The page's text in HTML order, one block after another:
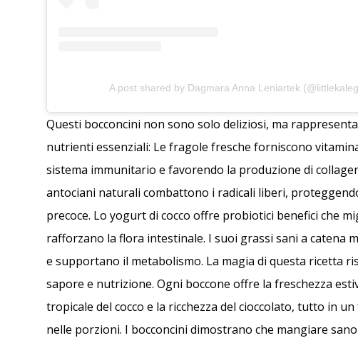
A post shared by Dagmara Anna Leniartek
Questi bocconcini non sono solo deliziosi, ma
nutrienti essenziali: Le fragole fresche forniscono
sistema immunitario e favorendo la produzione di
antociani naturali combattono i radicali liberi,
precoce. Lo yogurt di cocco offre probiotici benefici che
rafforzano la flora intestinale. I suoi grassi sani a catena
e supportano il metabolismo. La magia di questa ricetta
sapore e nutrizione. Ogni boccone offre la freschezza
tropicale del cocco e la ricchezza del cioccolato, tutto in
nelle porzioni. I bocconcini dimostrano che mangiare